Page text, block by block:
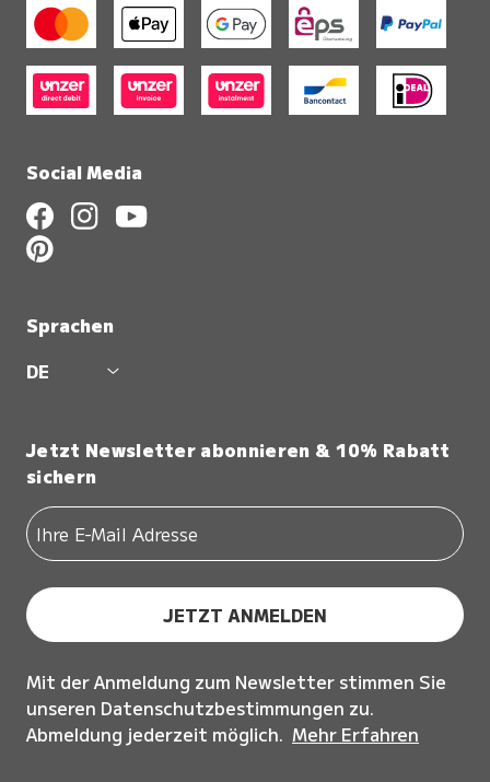
Social Media
Sprachen
DE
Jetzt Newsletter abonnieren & 10% Rabatt
sichern
JETZT ANMELDEN
Mit der Anmeldung zum Newsletter stimmen Sie
unseren Datenschutzbestimmungen zu.
Abmeldung jederzeit möglich. Mehr Erfahren